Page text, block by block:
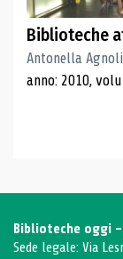
Biblioteche
Antonella Agnoli
anno: 2010,
Biblioteche oggi -
Sede legale: Via